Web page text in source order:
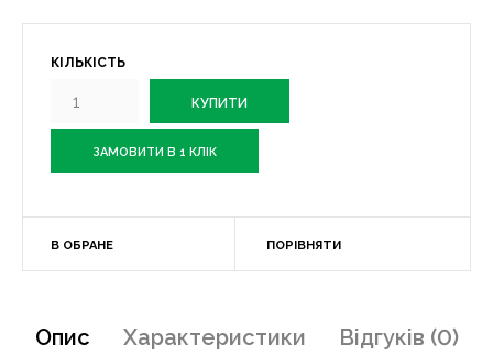
КІЛЬКІСТЬ
ЗАМОВИТИ В 1 КЛІК
В ОБРАНЕ ПОРІВНЯТИ
Опис Характеристики Відгуків (0)